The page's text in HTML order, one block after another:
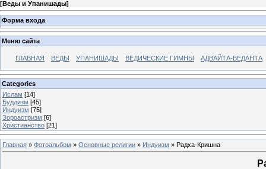
[Веды и Упанишады]
Форма входа
Меню сайта
ГЛАВНАЯ ВЕДЫ УПАНИШАДЫ ВЕДИЧЕСКИЕ ГИМНЫ АДВАЙТА-ВЕДАНТА
Categories
Ислам [14]
Буддизм [45]
Индуизм [75]
Зороастризм [6]
Христианство [21]
Главная » Фотоальбом » Основные религии » Индуизм » Радха-Кришна